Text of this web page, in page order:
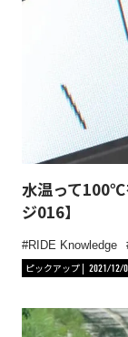
水温って100℃
ジ016】
RIDE Knowledge
ピックアップ
2021/12/